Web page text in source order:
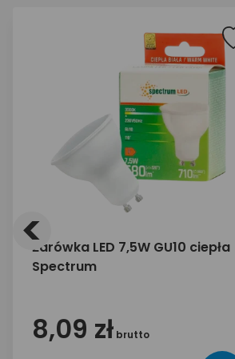
Żarówka LED 7,5W GU10 ciepła
Spectrum
8,09 zł brutto
<